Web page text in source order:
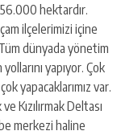
56.000 hektardır.
ilçelerimizi içine
dünyada yönetim
yapıyor. Çok
yapacaklarımız var.
Kızılırmak Deltası
merkezi haline